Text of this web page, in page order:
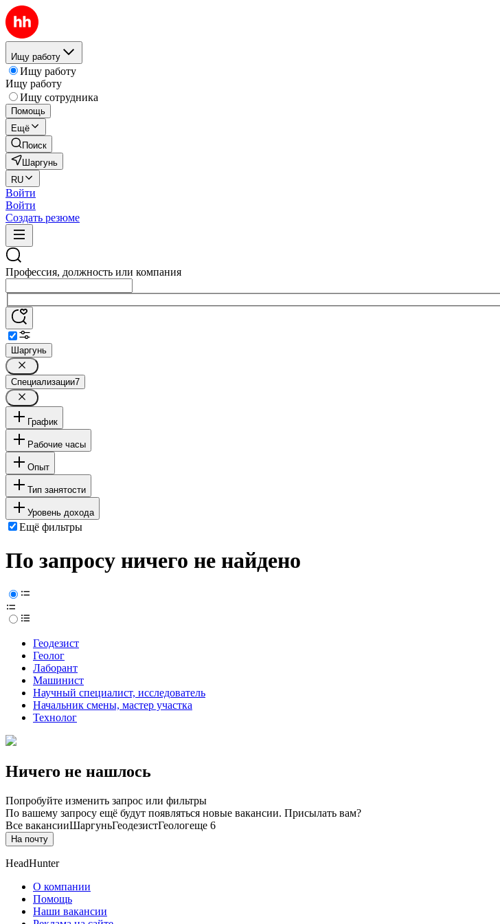
Ищу работу
Ищу работу
Ищу работу
Ищу сотрудника
Помощь
Ещё
Поиск
Шаргунь
RU
Войти
Войти
Создать резюме
Профессия, должность или компания
Шаргунь
Специализации7
График
Рабочие часы
Опыт
Тип занятости
Уровень дохода
Ещё фильтры
По запросу ничего не найдено
Геодезист
Геолог
Лаборант
Машинист
Научный специалист, исследователь
Начальник смены, мастер участка
Технолог
Ничего не нашлось
Попробуйте изменить запрос или фильтры
По вашему запросу ещё будут появляться новые вакансии. Присылать вам?
Все вакансииШаргуньГеодезистГеологеще 6
На почту
HeadHunter
О компании
Помощь
Наши вакансии